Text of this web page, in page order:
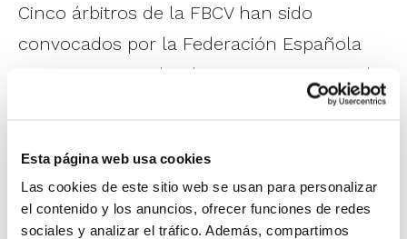
Esta página web usa cookies
Las cookies de este sitio web se usan para personalizar
el contenido y los anuncios, ofrecer funciones de redes
sociales y analizar el tráfico. Además, compartimos
Cinco árbitros de la FBCV han sido
convocados por la Federación Española
para actuar en el próximo Campeonato de
España Junior de Clubes, que se disputa
Jose Manuel MoyanoyÁngel Portalés
dirigirán el Campeonato Junior Masculino,